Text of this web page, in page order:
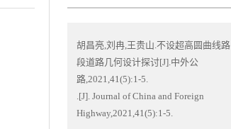
胡昌亮,刘冉,王贵山.不设超高圆曲线路
段道路几何设计探讨[J].中外公
路,2021,41(5):1-5.
.[J]. Journal of China and Foreign
Highway,2021,41(5):1-5.